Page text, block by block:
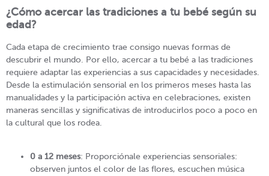
¿Cómo acercar las tradiciones a tu bebé según su
edad?
Cada etapa de crecimiento trae consigo nuevas formas de
descubrir el mundo. Por ello, acercar a tu bebé a las tradiciones
requiere adaptar las experiencias a sus capacidades y necesidades.
Desde la estimulación sensorial en los primeros meses hasta las
manualidades y la participación activa en celebraciones, existen
maneras sencillas y significativas de introducirlos poco a poco en
la cultural que los rodea.
0 a 12 meses: Proporciónale experiencias sensoriales:
observen juntos el color de las flores, escuchen música